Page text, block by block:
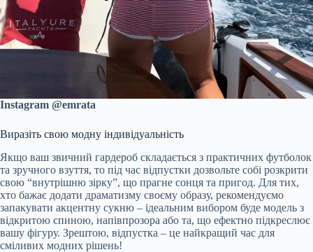
Instagram @emrata
Виразіть свою модну індивідуальність
Якщо ваш звичний гардероб складається з практичних футболок
та зручного взуття, то під час відпустки дозвольте собі розкрити
свою “внутрішню зірку”, що прагне сонця та пригод. Для тих,
хто бажає додати драматизму своєму образу, рекомендуємо
запакувати акцентну сукню – ідеальним вибором буде модель з
відкритою спиною, напівпрозора або та, що ефектно підкреслює
вашу фігуру. Зрештою, відпустка – це найкращий час для
сміливих модних рішень!